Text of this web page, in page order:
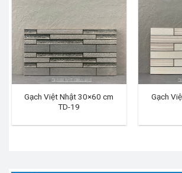
Gạch Việt Nhật 30×60 cm
TD-19
Gạch